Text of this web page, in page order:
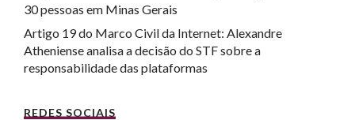
30 pessoas em Minas Gerais
Artigo 19 do Marco Civil da Internet: Alexandre
Atheniense analisa a decisão do STF sobre a
responsabilidade das plataformas
REDES SOCIAIS